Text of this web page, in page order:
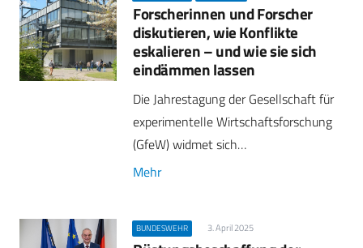
Forscherinnen und Forscher
diskutieren, wie Konflikte
eskalieren – und wie sie sich
eindämmen lassen
Die Jahrestagung der Gesellschaft für
experimentelle Wirtschaftsforschung
(GfeW) widmet sich…
Mehr
BUNDESWEHR 3. April 2025